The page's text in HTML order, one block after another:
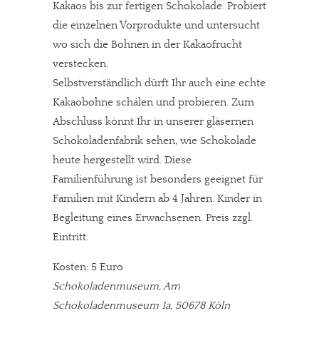
Kakaos bis zur fertigen Schokolade. Probiert
die einzelnen Vorprodukte und untersucht
wo sich die Bohnen in der Kakaofrucht
verstecken.
Selbstverständlich dürft Ihr auch eine echte
Kakaobohne schälen und probieren. Zum
Abschluss könnt Ihr in unserer gläsernen
Schokoladenfabrik sehen, wie Schokolade
heute hergestellt wird. Diese
Familienführung ist besonders geeignet für
Familien mit Kindern ab 4 Jahren. Kinder in
Begleitung eines Erwachsenen. Preis zzgl.
Eintritt.
Kosten: 5 Euro
Schokoladenmuseum, Am
Schokoladenmuseum 1a, 50678 Köln